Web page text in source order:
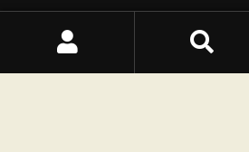
Privacy - Algemene Voorwaarden
naar: